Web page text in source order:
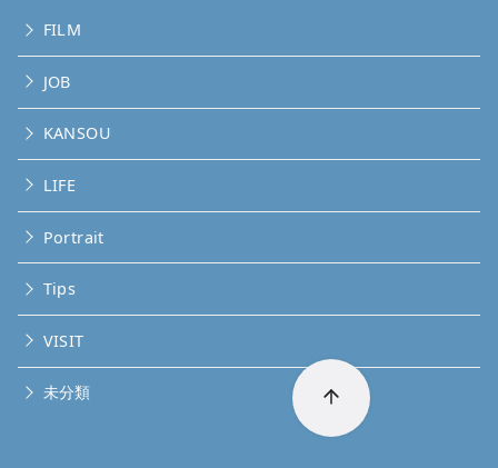
FILM
JOB
KANSOU
LIFE
Portrait
Tips
VISIT
未分類